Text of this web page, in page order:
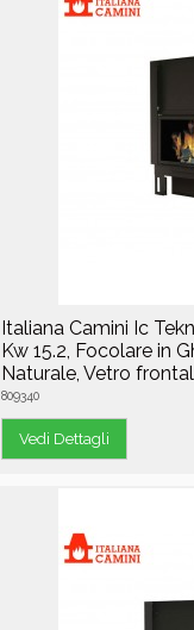
Italiana Camini Ic
Kw 15.2, Focolare in
Naturale, Vetro
809340
Vedi Dettagli